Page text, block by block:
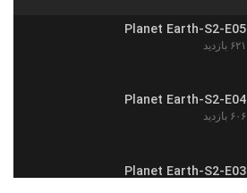
Planet Earth-S2-E05
۶۲۱ بازدید
Planet Earth-S2-E04
۶۰۶ بازدید
Planet Earth-S2-E03